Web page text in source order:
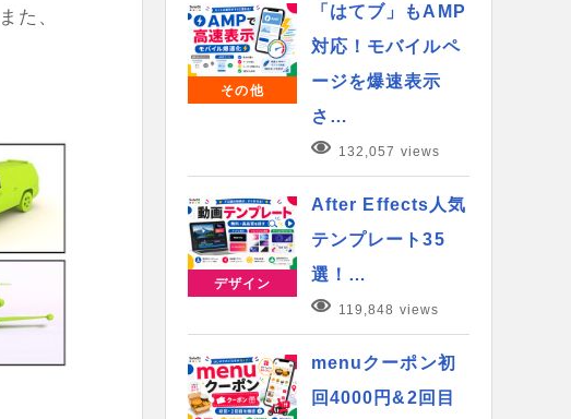
た、
その他
「はてブ」もAMP
対応！モバイルペ
ージを爆速表示
さ…
132,057 views
デザイン
After Effects人気
テンプレート35
選！…
119,848 views
menuクーポン初
回4000円&2回目